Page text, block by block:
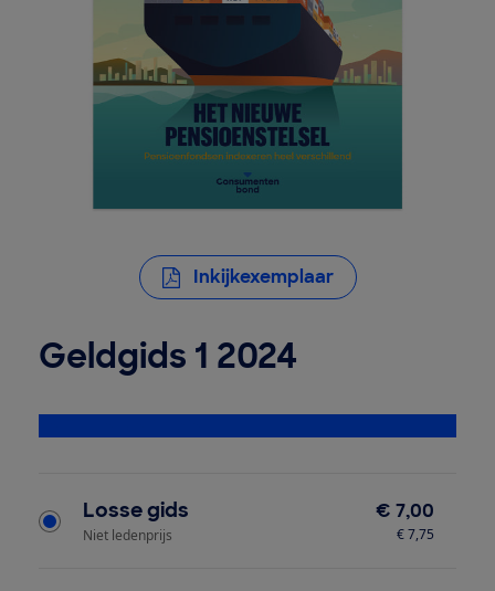
Inkijkexemplaar
Geldgids 1 2024
Losse gids
Niet ledenprijs
€ 7,00
€ 7,75